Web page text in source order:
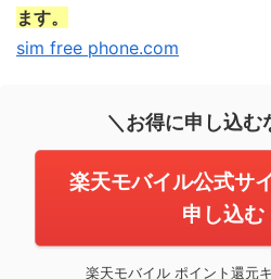
ます。
sim free phone.com
＼お得に申し込む
楽天モバイル公式サ
申し込む
楽天モバイル ポイント還元